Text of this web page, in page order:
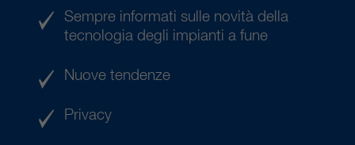
Sempre informati sulle novità della
tecnologia degli impianti a fune
Nuove tendenze
Privacy